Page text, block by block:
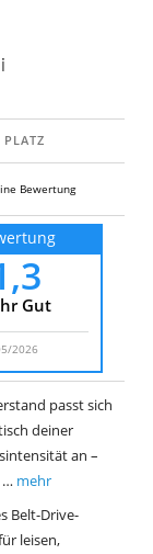
Bewertung
Gut
2026
passt sich
deiner
an –
… mehr
Belt-Drive-
leisen,